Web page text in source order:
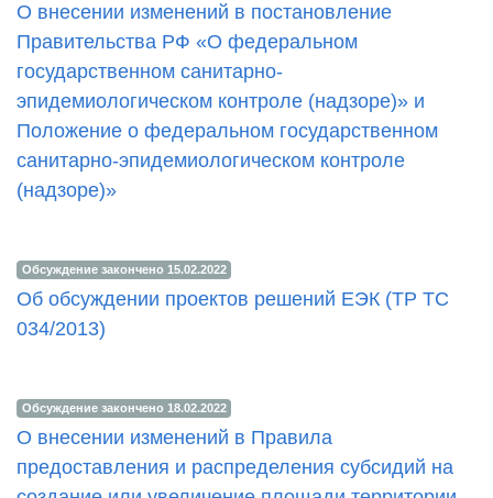
О внесении изменений в постановление
Правительства РФ «О федеральном
государственном санитарно-
эпидемиологическом контроле (надзоре)» и
Положение о федеральном государственном
санитарно-эпидемиологическом контроле
(надзоре)»
Обсуждение закончено 15.02.2022
Об обсуждении проектов решений ЕЭК (ТР ТС
034/2013)
Обсуждение закончено 18.02.2022
О внесении изменений в Правила
предоставления и распределения субсидий на